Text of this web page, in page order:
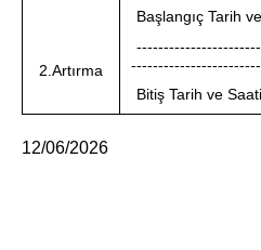
2.Artırma
Başlangıç Tarih
Bitiş Tarih ve
12/06/2026